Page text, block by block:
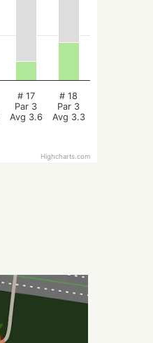
# 17
Par 3
Avg 3.6
# 18
Par 3
Avg 3.3
Highcharts.com